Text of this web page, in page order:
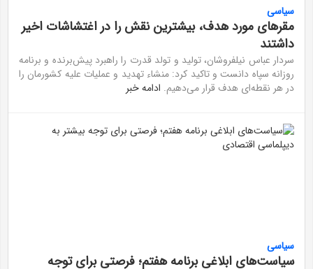
سیاسی
مقرهای مورد هدف، بیشترین نقش را در اغتشاشات اخیر
داشتند
سردار عباس نیلفروشان، تولید و تولد قدرت را راهبرد پیش‌برنده و برنامه
روزانه سپاه دانست و تاکید کرد: منشاء تهدید و عملیات علیه کشورمان را
در هر نقطه‌ای هدف قرار می‌دهیم. ادامه خبر
سیاسی
سیاست‌های ابلاغی برنامه هفتم؛ فرصتی برای توجه